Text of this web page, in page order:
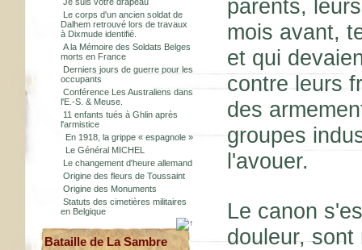
Le corps d'un ancien soldat de
Dalhem retrouvé lors de travaux
à Dixmude identifié.
A la Mémoire des Soldats Belges
morts en France
Derniers jours de guerre pour les
occupants
Conférence Les Australiens dans
l'E.-S. & Meuse.
11 enfants tués à Ghlin après
l'armistice
En 1918, la grippe « espagnole »
Le Général MICHEL
Le changement d'heure allemand
Origine des fleurs de Toussaint
Origine des Monuments
Statuts des cimetières militaires
en Belgique
Bataille de La Sambre
parents,
mois avant,
et qui
contre leurs
des
groupes
l'avouer.
Le canon
douleur,